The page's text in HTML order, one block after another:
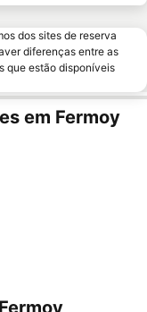
dos sites de reserva
diferenças entre as
que estão disponíveis
em Fermoy